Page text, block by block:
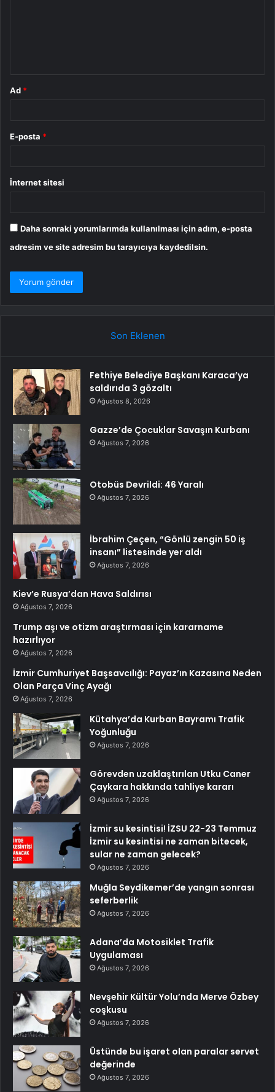
Ad *
E-posta *
İnternet sitesi
Daha sonraki yorumlarımda kullanılması için adım, e-posta
adresim ve site adresim bu tarayıcıya kaydedilsin.
Son Eklenen
Fethiye Belediye Başkanı Karaca’ya
saldırıda 3 gözaltı
Ağustos 8, 2026
Gazze’de Çocuklar Savaşın Kurbanı
Ağustos 7, 2026
Otobüs Devrildi: 46 Yaralı
Ağustos 7, 2026
İbrahim Çeçen, “Gönlü zengin 50 iş
insanı” listesinde yer aldı
Ağustos 7, 2026
Kiev’e Rusya’dan Hava Saldırısı
Ağustos 7, 2026
Trump aşı ve otizm araştırması için kararname
hazırlıyor
Ağustos 7, 2026
İzmir Cumhuriyet Başsavcılığı: Payaz’ın Kazasına Neden
Olan Parça Vinç Ayağı
Ağustos 7, 2026
Kütahya’da Kurban Bayramı Trafik
Yoğunluğu
Ağustos 7, 2026
Görevden uzaklaştırılan Utku Caner
Çaykara hakkında tahliye kararı
Ağustos 7, 2026
İzmir su kesintisi! İZSU 22-23 Temmuz
İzmir su kesintisi ne zaman bitecek,
sular ne zaman gelecek?
Ağustos 7, 2026
Muğla Seydikemer’de yangın sonrası
seferberlik
Ağustos 7, 2026
Adana’da Motosiklet Trafik
Uygulaması
Ağustos 7, 2026
Nevşehir Kültür Yolu’nda Merve Özbey
coşkusu
Ağustos 7, 2026
Üstünde bu işaret olan paralar servet
değerinde
Ağustos 7, 2026